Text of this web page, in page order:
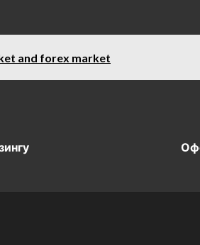
and forex market